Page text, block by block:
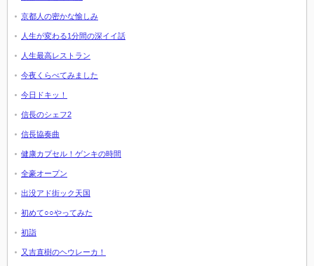
京都人の密かな愉しみ
人生が変わる1分間の深イイ話
人生最高レストラン
今夜くらべてみました
今日ドキッ！
信長のシェフ2
信長協奏曲
健康カプセル！ゲンキの時間
全豪オープン
出没アド街ック天国
初めて○○やってみた
初詣
又吉直樹のヘウレーカ！